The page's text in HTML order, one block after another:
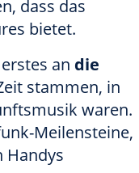
dass das
bietet.
an die
stammen, in
waren.
Meilensteine,
Handys